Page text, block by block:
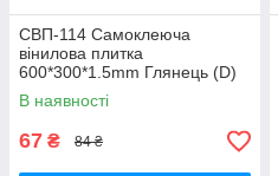
СВП-114 Самоклеюча
вінилова плитка
600*300*1.5mm Глянець (D)
SW-00001780
В наявності
67 ₴ 84 ₴